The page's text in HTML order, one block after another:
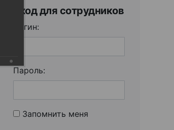
Вход для сотрудников
Логин:
Пароль:
Запомнить меня